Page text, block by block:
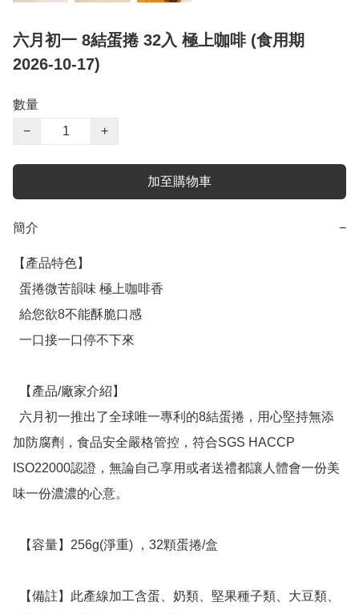
六月初一 8結蛋捲 32入 極上咖啡 (食用期
2026-10-17)
數量
−
+
加至購物車
簡介 −
【產品特色】
加防腐劑，食品安全嚴格管控，符合SGS HACCP
ISO22000認證，無論自己享用或者送禮都讓人體會一份美
味一份濃濃的心意。